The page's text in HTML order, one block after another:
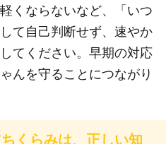
くならないなど、「いつ
て自己判断せず、速やか
てください。早期の対応
んを守ることにつながり
くらみは、正しい知